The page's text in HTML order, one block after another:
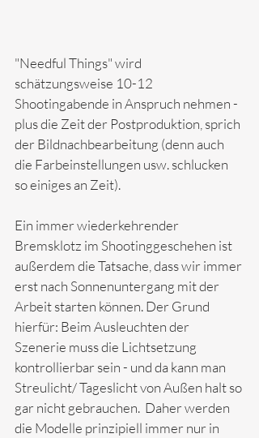
"Needful Things" wird
schätzungsweise 10-12
Shootingabende in Anspruch nehmen -
plus die Zeit der Postproduktion, sprich
der Bildnachbearbeitung (denn auch
die Farbeinstellungen usw. schlucken
so einiges an Zeit).
Ein immer wiederkehrender
Bremsklotz im Shootinggeschehen ist
außerdem die Tatsache, dass wir immer
erst nach Sonnenuntergang mit der
Arbeit starten können. Der Grund
hierfür: Beim Ausleuchten der
Szenerie muss die Lichtsetzung
kontrollierbar sein - und da kann man
Streulicht/ Tageslicht von Außen halt so
gar nicht gebrauchen.  Daher werden
die Modelle prinzipiell immer nur in